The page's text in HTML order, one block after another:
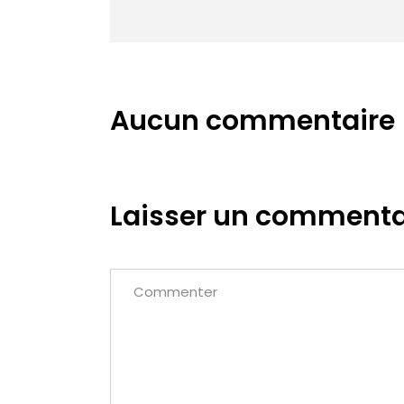
Aucun commentaire
Laisser un